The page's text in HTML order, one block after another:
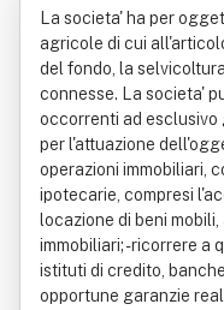
La societa' ha per
agricole di cui
del fondo, la
connesse. La societa'
occorrenti ad esclusivo
per l'attuazione
operazioni immobiliari,
ipotecarie, compresi
locazione di beni
immobiliari; - ricorrere a
istituti di credito,
opportune garanzie